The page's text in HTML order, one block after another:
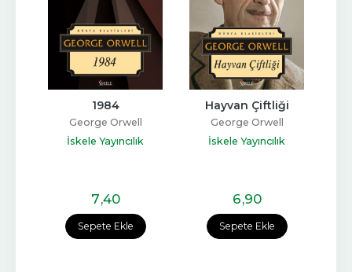
Sepete Ekle
1984
George Orwell
İskele Yayıncılık
7,40
Sepete Ekle
Hayvan Çiftliği
George Orwell
İskele Yayıncılık
6,90